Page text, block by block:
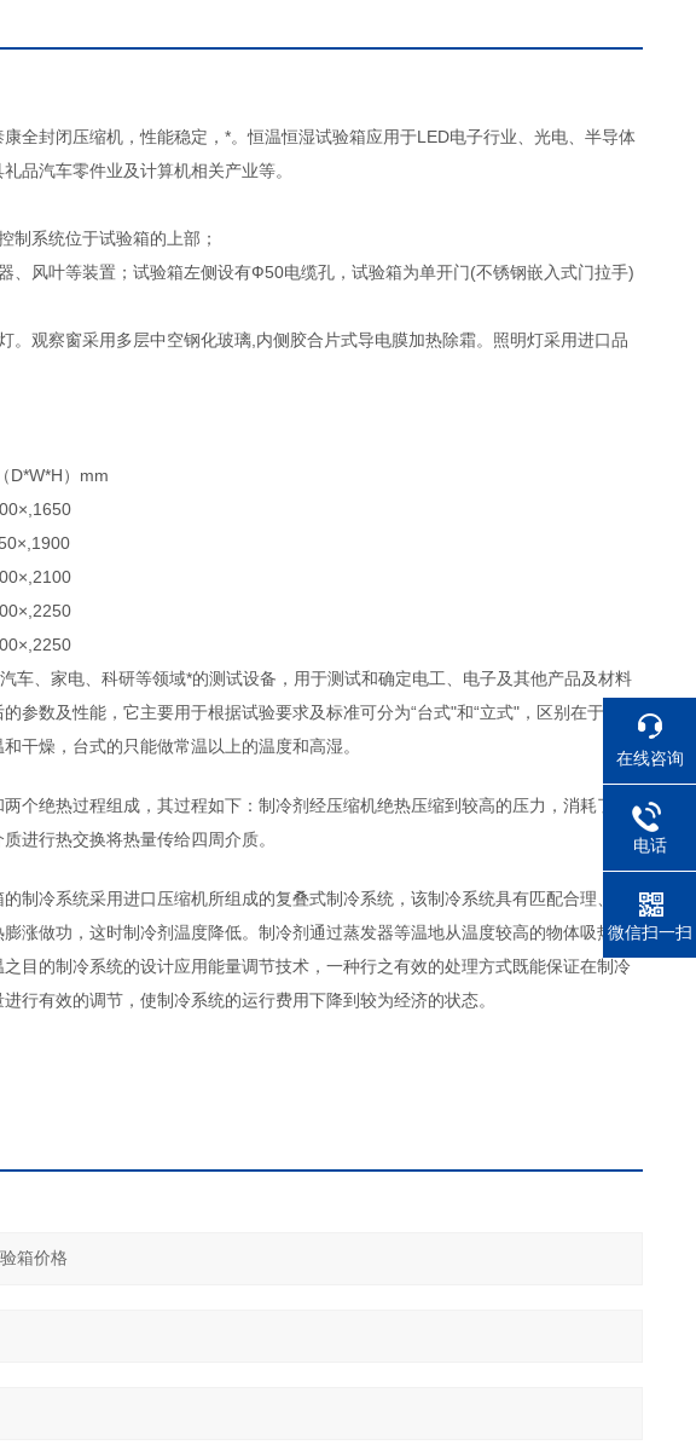
全封闭压缩机，性能稳定，*。恒温恒湿试验箱应用于LED电子行业、光电、半导体
品汽车零件业及计算机相关产业等。
制系统位于试验箱的上部；
、风叶等装置；试验箱左侧设有Ф50电缆孔，试验箱为单开门(不锈钢嵌入式门拉手)
。观察窗采用多层中空钢化玻璃,内侧胶合片式导电膜加热除霜。照明灯采用进口品
D*W*H）mm
车、家电、科研等领域*的测试设备，用于测试和确定电工、电子及其他产品及材料
参数及性能，它主要用于根据试验要求及标准可分为“台式"和“立式"，区别在于所能
干燥，台式的只能做常温以上的温度和高湿。
个绝热过程组成，其过程如下：制冷剂经压缩机绝热压缩到较高的压力，消耗了功
进行热交换将热量传给四周介质。
制冷系统采用进口压缩机所组成的复叠式制冷系统，该制冷系统具有匹配合理、可
涨做功，这时制冷剂温度降低。制冷剂通过蒸发器等温地从温度较高的物体吸热，
目的制冷系统的设计应用能量调节技术，一种行之有效的处理方式既能保证在制冷
行有效的调节，使制冷系统的运行费用下降到较为经济的状态。
在线咨询
电话
微信扫一扫